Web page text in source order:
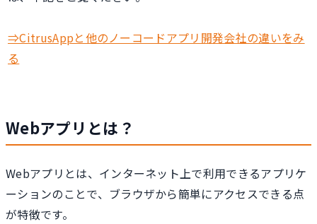
⇒CitrusAppと他のノーコードアプリ開発会社の違いをみ
る
Webアプリとは？
Webアプリとは、インターネット上で利用できるアプリケ
ーションのことで、ブラウザから簡単にアクセスできる点
が特徴です。